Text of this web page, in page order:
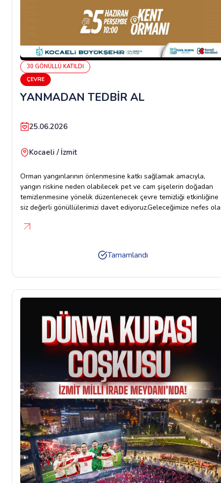
30 GÖNÜLLÜ KATILDI
ÇEVRE
YANMADAN TEDBİR AL
25.06.2026
Kocaeli / İzmit
Orman yangınlarının önlenmesine katkı sağlamak amacıyla,
yangın riskine neden olabilecek pet ve cam şişelerin doğadan
temizlenmesine yönelik düzenlenecek çevre temizliği etkinliğine
siz değerli gönüllülerimizi davet ediyoruz.Geleceğimize nefes
güvenli bir çevre için siz de bu anlamlı etkinlikte yerinizi
geleceğe.Tarih: 25 Haziran 2026 PerşembeSaat: 10:00Etkinlik
alanı: İzmit Kent Ormanı (Kocaeli Üniversitesi Umuttepe
Belediyesi ana bina arkası Antikkapı düğün salonu önü (Ncıty
alışveriş merkezi yanı) Araç hareket saati: 09:30İrtibat: 0540 004
00 41
Tamamlandı